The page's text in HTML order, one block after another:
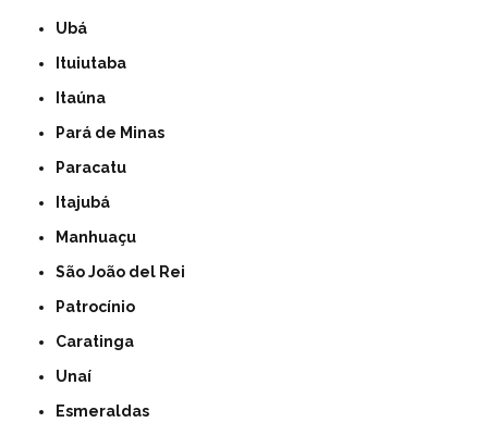
Ubá
Ituiutaba
Itaúna
Pará de Minas
Paracatu
Itajubá
Manhuaçu
São João del Rei
Patrocínio
Caratinga
Unaí
Esmeraldas